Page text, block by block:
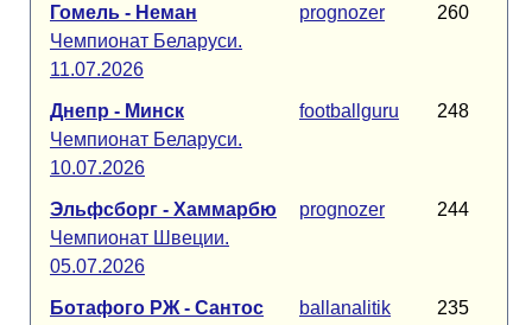
Гомель - Неман
Чемпионат Беларуси.
11.07.2026
prognozer 260
Днепр - Минск
Чемпионат Беларуси.
10.07.2026
footballguru 248
Эльфсборг - Хаммарбю
Чемпионат Швеции.
05.07.2026
prognozer 244
Ботафого РЖ - Сантос
ballanalitik 235